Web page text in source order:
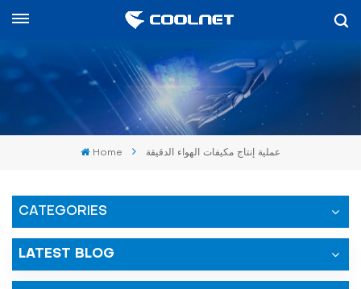
Home عملية إنتاج مكيفات الهواء الدقيقة
CATEGORIES
LATEST BLOG